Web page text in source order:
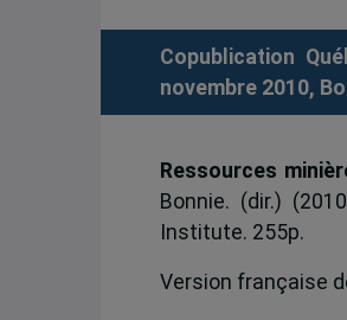
Copublication
novembre 2010,
Ressources
Bonnie. (dir.)
Institute. 255p.
Version française